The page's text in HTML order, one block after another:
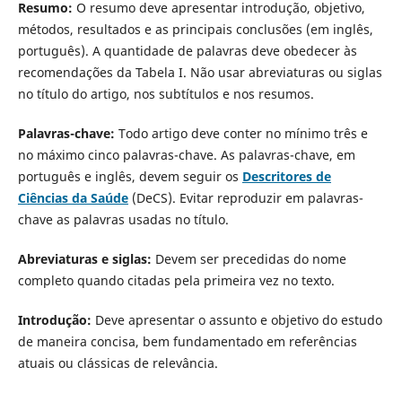
Resumo: O resumo deve apresentar introdução, objetivo,
métodos, resultados e as principais conclusões (em inglês,
português). A quantidade de palavras deve obedecer às
recomendações da Tabela I. Não usar abreviaturas ou siglas
no título do artigo, nos subtítulos e nos resumos.
Palavras-chave: Todo artigo deve conter no mínimo três e
no máximo cinco palavras-chave. As palavras-chave, em
português e inglês, devem seguir os Descritores de
Ciências da Saúde(DeCS). Evitar reproduzir em palavras-
chave as palavras usadas no título.
Abreviaturas e siglas: Devem ser precedidas do nome
completo quando citadas pela primeira vez no texto.
Introdução: Deve apresentar o assunto e objetivo do estudo
de maneira concisa, bem fundamentado em referências
atuais ou clássicas de relevância.